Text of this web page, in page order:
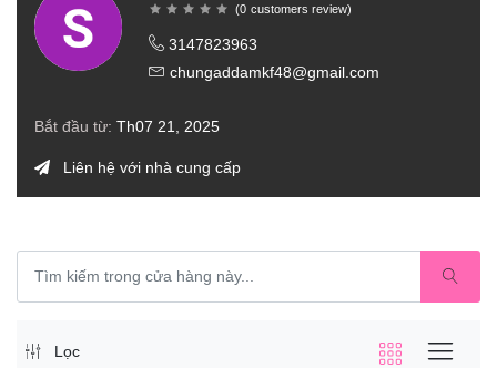
(0 customers review)
3147823963
chungaddamkf48@gmail.com
Bắt đầu từ: Th07 21, 2025
Liên hệ với nhà cung cấp
Lọc